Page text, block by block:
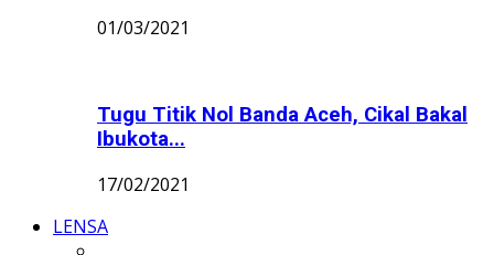
01/03/2021
Tugu Titik Nol Banda Aceh, Cikal Bakal
Ibukota...
17/02/2021
LENSA